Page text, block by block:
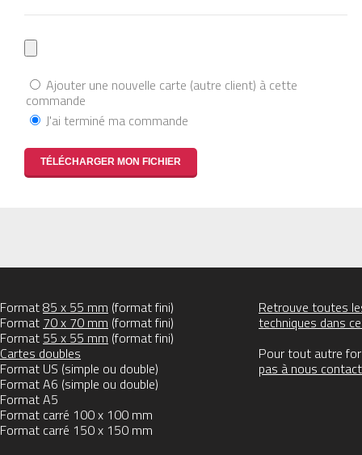
Ajouter une nouvelle carte (autre client) à cette
commande
J'ai terminé ma commande
Format85 x 55 mm (format fini)
Format 70 x 70 mm (format fini)
Format 55 x 55 mm (format fini)
Cartes doubles
Format US (simple ou double)
Format A6 (simple ou double)
Format A5
Format carré 100 x 100 mm
Format carré 150 x 150 mm
Retrouve toutes
techniques dans
Pour tout autre
pas à nous